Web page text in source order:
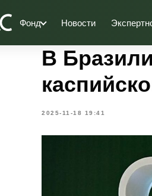
Фонд Новости
В
2025-11-18 19:41